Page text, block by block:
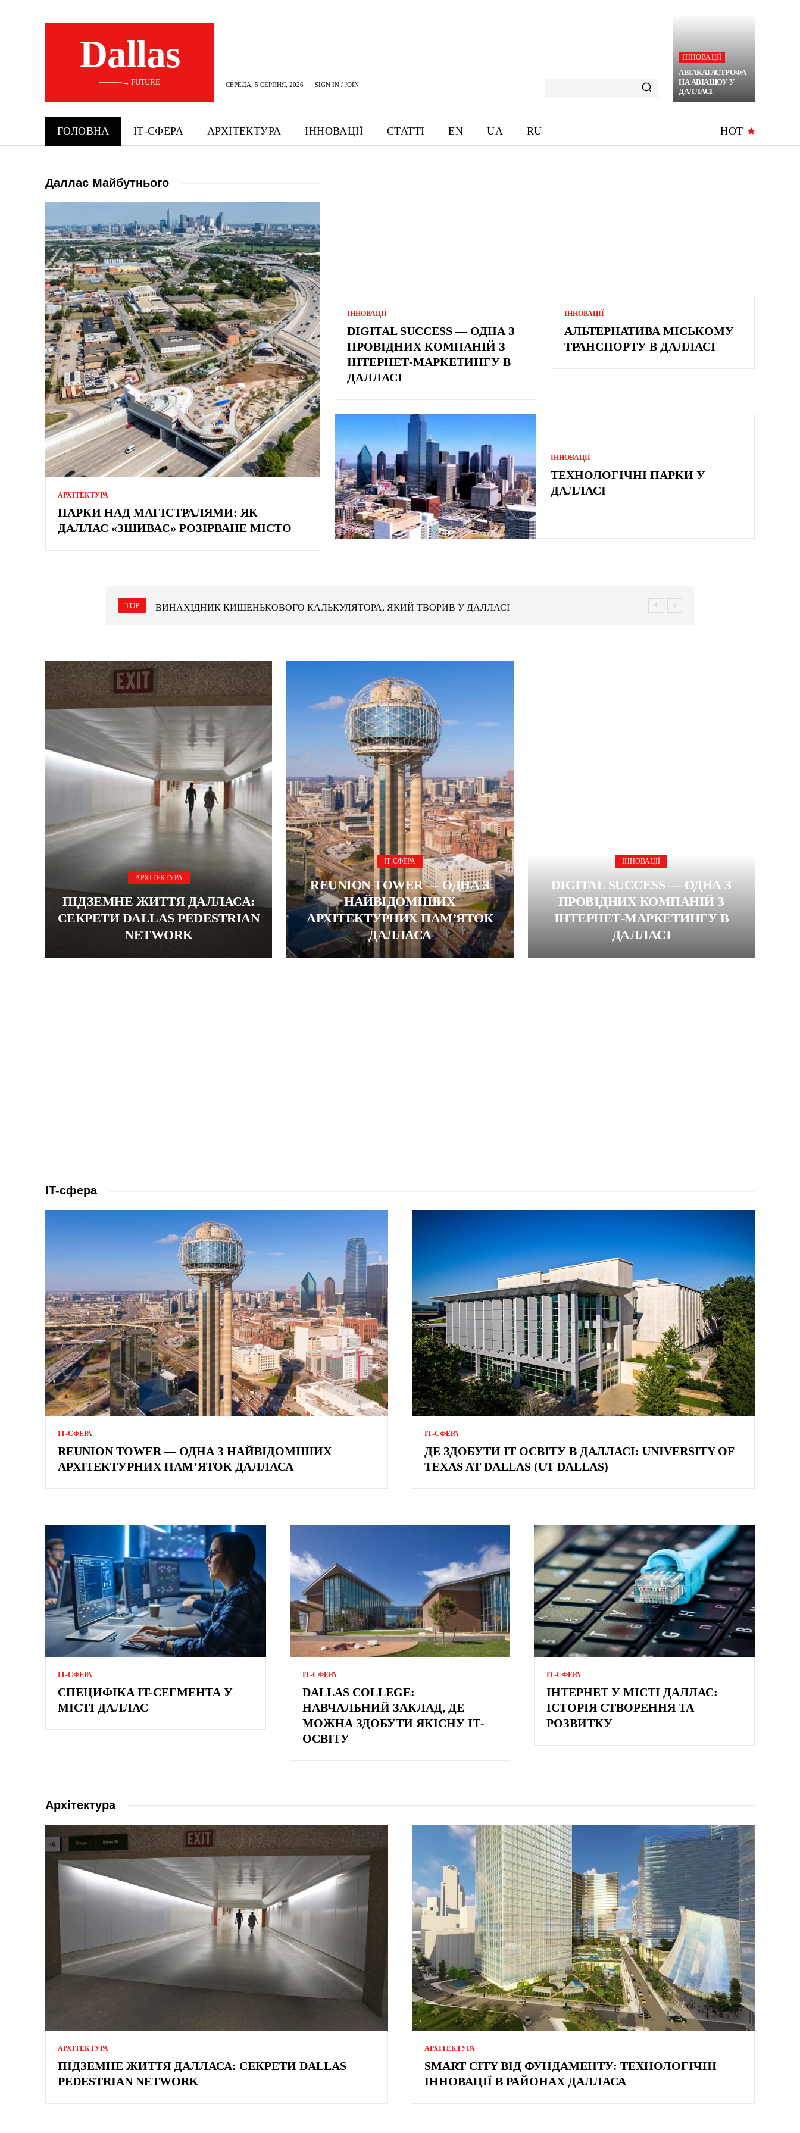
Dallas
———→ FUTURE СЕРЕДА, 5 СЕРПНЯ, 2026 SIGN IN / JOIN
ІННОВАЦІЇ
АВІАКАТАСТРОФА
НА АВІАШОУ У
ДАЛЛАСІ
ГОЛОВНА ІТ-СФЕРА АРХІТЕКТУРА ІННОВАЦІЇ СТАТТІ EN UA RU HOT
Даллас Майбутнього
АРХІТЕКТУРА
ПАРКИ НАД МАГІСТРАЛЯМИ: ЯК
ДАЛЛАС «ЗШИВАЄ» РОЗІРВАНЕ МІСТО
ІННОВАЦІЇ
DIGITAL SUCCESS — ОДНА З
ПРОВІДНИХ КОМПАНІЙ З
ІНТЕРНЕТ-МАРКЕТИНГУ В
ДАЛЛАСІ
ІННОВАЦІЇ
АЛЬТЕРНАТИВА МІСЬКОМУ
ТРАНСПОРТУ В ДАЛЛАСІ
ІННОВАЦІЇ
ТЕХНОЛОГІЧНІ ПАРКИ У
ДАЛЛАСІ
TOP ВИНАХІДНИК КИШЕНЬКОВОГО КАЛЬКУЛЯТОРА, ЯКИЙ ТВОРИВ У ДАЛЛАСІ
РОЗВИТОК ІТ- СФЕРИ У ДАЛЛАСІ. НАЙБІЛЬШІ ІТ-КОМПАНІЇ МІСТА
АРХІТЕКТУРА
ПІДЗЕМНЕ ЖИТТЯ ДАЛЛАСА:
СЕКРЕТИ DALLAS PEDESTRIAN
NETWORK
ІТ-СФЕРА
REUNION TOWER — ОДНА З
НАЙВІДОМІШИХ
АРХІТЕКТУРНИХ ПАМ’ЯТОК
ДАЛЛАСА
ІННОВАЦІЇ
DIGITAL SUCCESS — ОДНА З
ПРОВІДНИХ КОМПАНІЙ З
ІНТЕРНЕТ-МАРКЕТИНГУ В
ДАЛЛАСІ
IT-сфера
ІТ-СФЕРА
REUNION TOWER — ОДНА З НАЙВІДОМІШИХ
АРХІТЕКТУРНИХ ПАМ’ЯТОК ДАЛЛАСА
ІТ-СФЕРА
ДЕ ЗДОБУТИ ІТ ОСВІТУ В ДАЛЛАСІ: UNIVERSITY OF
TEXAS AT DALLAS (UT DALLAS)
ІТ-СФЕРА
СПЕЦИФІКА IT-СЕГМЕНТА У
МІСТІ ДАЛЛАС
ІТ-СФЕРА
DALLAS COLLEGE:
НАВЧАЛЬНИЙ ЗАКЛАД, ДЕ
МОЖНА ЗДОБУТИ ЯКІСНУ ІТ-
ОСВІТУ
ІТ-СФЕРА
ІНТЕРНЕТ У МІСТІ ДАЛЛАС:
ІСТОРІЯ СТВОРЕННЯ ТА
РОЗВИТКУ
Архітектура
АРХІТЕКТУРА
ПІДЗЕМНЕ ЖИТТЯ ДАЛЛАСА: СЕКРЕТИ DALLAS
PEDESTRIAN NETWORK
АРХІТЕКТУРА
SMART CITY ВІД ФУНДАМЕНТУ: ТЕХНОЛОГІЧНІ
ІННОВАЦІЇ В РАЙОНАХ ДАЛЛАСА